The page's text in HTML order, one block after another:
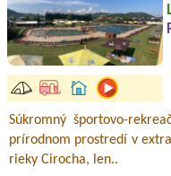
Súkromný športovo-
prírodnom prostredí v
rieky Cirocha, len..